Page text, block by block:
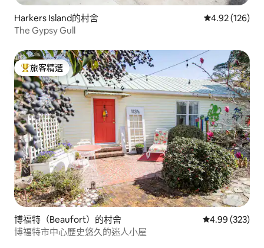
Harkers Island的村舍 從 126 則評價
4.92 (126)
The Gypsy Gull
旅客精選榜首
旅客精選
博福特（Beaufort）的村舍 從 323 則評價
4.99 (323)
博福特市中心歷史悠久的迷人小屋